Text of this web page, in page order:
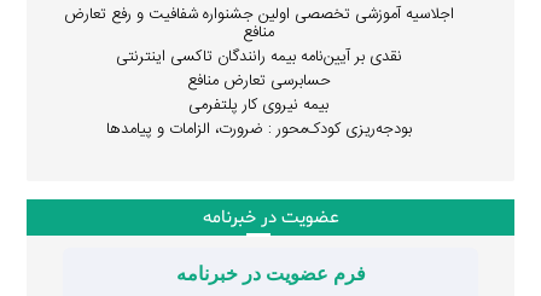
اجلاسیه آموزشی تخصصی اولین جشنواره شفافیت و رفع تعارض
منافع
نقدی بر آیین‌نامه بیمه رانندگان تاکسی اینترنتی
حسابرسی تعارض منافع
بیمه نیروی کار پلتفرمی
بودجه‌ریزی کودک‌محور : ضرورت، الزامات و پیامدها
عضویت در خبرنامه
فرم عضویت در خبرنامه